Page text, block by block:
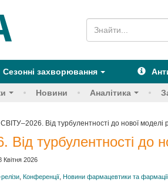
Сезонні захворювання
Новини Аналітика
Від турбулентності до нової моделі
турбулентності до
Квітня 2026
Конференції Новини фармацевтики та фармації